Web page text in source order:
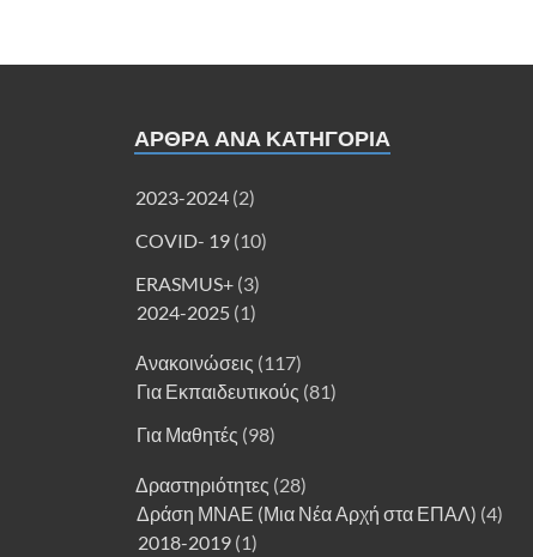
ΑΡΘΡΑ ΑΝΑ ΚΑΤΗΓΟΡΊΑ
2023-2024 (2)
COVID- 19 (10)
ERASMUS+ (3)
2024-2025 (1)
Ανακοινώσεις (117)
Για Εκπαιδευτικούς (81)
Για Μαθητές (98)
Δραστηριότητες (28)
Δράση ΜΝΑΕ (Μια Νέα Αρχή στα ΕΠΑΛ) (4)
2018-2019 (1)